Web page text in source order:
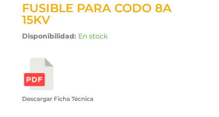
FUSIBLE PARA CODO 8A
15KV
Disponibilidad: En stock
Descargar Ficha Técnica